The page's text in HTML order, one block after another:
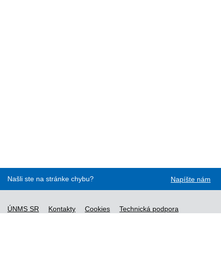
Našli ste na stránke chybu? Napíšte nám
ÚNMS SR Kontakty Cookies
Technická podpora